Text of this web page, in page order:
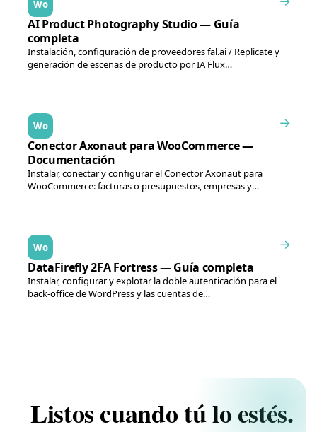
Wo
AI Product Photography Studio — Guía
completa
Instalación, configuración de proveedores fal.ai / Replicate y
generación de escenas de producto por IA Flux…
Wo
Conector Axonaut para WooCommerce —
Documentación
Instalar, conectar y configurar el Conector Axonaut para
WooCommerce: facturas o presupuestos, empresas y
→
Wo
DataFirefly 2FA Fortress — Guía completa
Instalar, configurar y explotar la doble autenticación para el
back-office de WordPress y las cuentas de…
→
Listos cuando tú lo estés.